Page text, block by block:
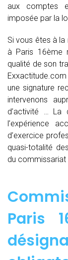
aux comptes
imposée par la
Si vous êtes à
à Paris 16ème
qualité de son
une signature
intervenons
d’activité … La
l’expérience
d’exercice
quasi-totalité
du commissariat
Paris